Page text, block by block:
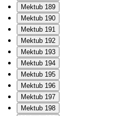
Mektub 189
Mektub 190
Mektub 191
Mektub 192
Mektub 193
Mektub 194
Mektub 195
Mektub 196
Mektub 197
Mektub 198